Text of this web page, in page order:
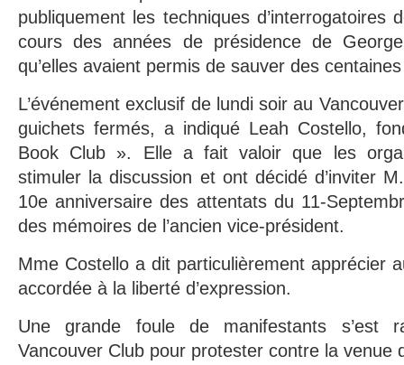
publiquement les techniques d’interrogatoires
cours des années de présidence de
qu’elles avaient permis de sauver des
L’événement exclusif de lundi soir au
guichets fermés, a indiqué Leah Costello,
Book Club ». Elle a fait valoir que les
stimuler la discussion et ont décidé d’inviter
10e anniversaire des attentats du 11-
des mémoires de l’ancien vice-président.
Mme Costello a dit particulièrement apprécier
accordée à la liberté d’expression.
Une grande foule de manifestants s’est
Vancouver Club pour protester contre la venue